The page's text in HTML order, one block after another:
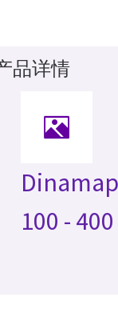
品详情
100 - 400